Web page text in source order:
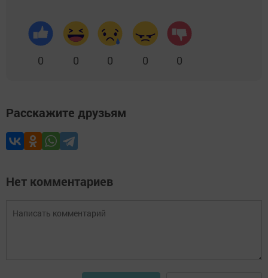
0 0 0 0 0
Расскажите друзьям
Нет комментариев